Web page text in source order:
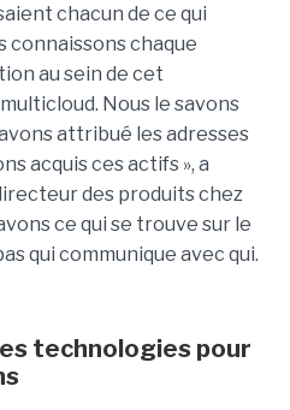
chacun de ce qui
connaissons chaque
au sein de cet
Nous le savons
attribué les adresses
acquis ces actifs », a
des produits chez
ce qui se trouve sur le
qui communique avec qui.
technologies pour